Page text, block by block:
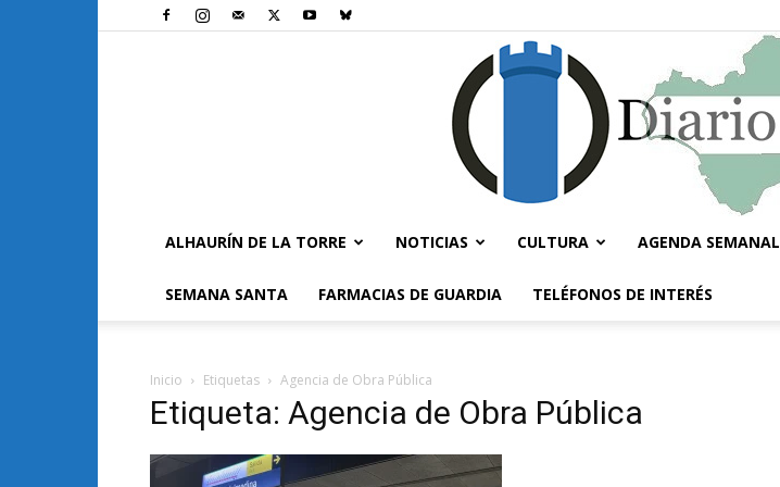
ALHAURÍN DE LA TORRE NOTICIAS CULTURA AGENDA SEMANAL
SEMANA SANTA FARMACIAS DE GUARDIA TELÉFONOS DE INTERÉS
Inicio Etiquetas Agencia de Obra Pública
Etiqueta: Agencia de Obra Pública